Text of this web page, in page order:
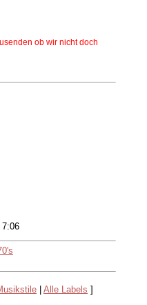
ob wir nicht doch
7:06
Alle Labels ]